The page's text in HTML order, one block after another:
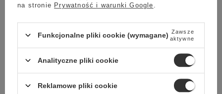
ta kawa z pewnością spełni Twoje
KAWIARKA
Moka daje oszałamiający efekt, który na długo
na stronie Prywatność i warunki Google
Funkcjonalne pliki cookie (wymagane) Zawsze
aktywne
Analityczne pliki cookie
Reklamowe pliki cookie